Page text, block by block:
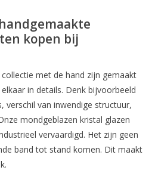
kopen bij
met de hand zijn gemaakt
in details. Denk bijvoorbeeld
verschil van inwendige structuur,
mondgeblazen kristal glazen
vervaardigd. Het zijn geen
band tot stand komen. Dit maakt